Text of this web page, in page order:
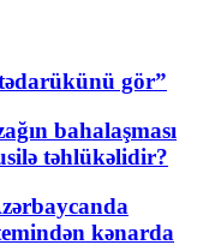
tədarükünü gör”
bahalaşması
təhlükəlidir?
kənarda